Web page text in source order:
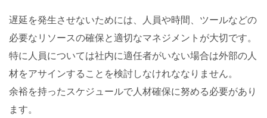
遅延を発生させないためには、人員や時間、ツールなどの
必要なリソースの確保と適切なマネジメントが大切です。
特に人員については社内に適任者がいない場合は外部の人
材をアサインすることを検討しなけれななりません。
余裕を持ったスケジュールで人材確保に努める必要があり
ます。